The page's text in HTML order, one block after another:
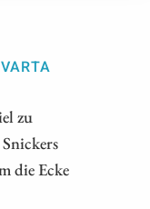
zu
die Ecke